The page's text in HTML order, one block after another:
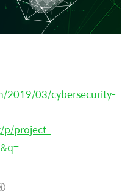
2019/03/cybersecurity-
p/project-